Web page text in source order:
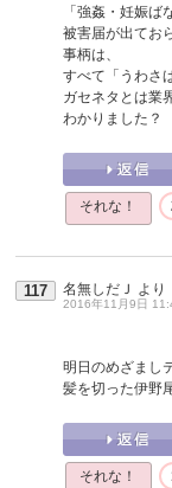
「強姦・妊娠ば
被害届が出てお
事柄は、
すべて「うわさ
ガセネタとは業
わかりました？
それな！
117 名無しだＪ より
2016年11月9日
明日のめざまし
髪を切った伊野
それな！